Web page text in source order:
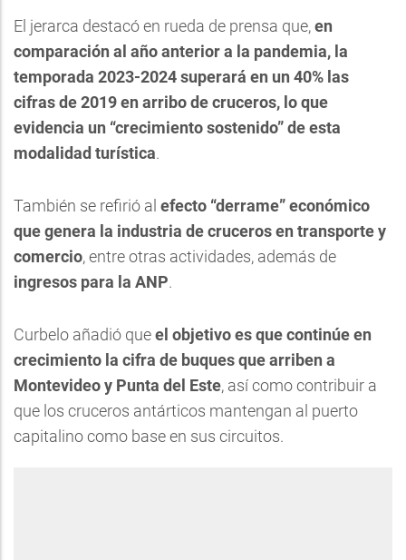
El jerarca destacó en rueda de prensa que,en
comparación al año anterior a la pandemia, la
temporada 2023-2024 superará en un 40% las
cifras de 2019 en arribo de cruceros, lo que
evidencia un “crecimiento sostenido” de esta
modalidad turística.
También se refirió al efecto “derrame” económico
que genera la industria de cruceros en transporte y
comercio, entre otras actividades, además de
ingresos para la ANP.
Curbelo añadió queel objetivo es que continúe en
crecimiento la cifra de buques que arriben a
Montevideo y Punta del Este, así como contribuir a
que los cruceros antárticos mantengan al puerto
capitalino como base en sus circuitos.